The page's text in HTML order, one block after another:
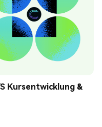
Kursentwicklung &